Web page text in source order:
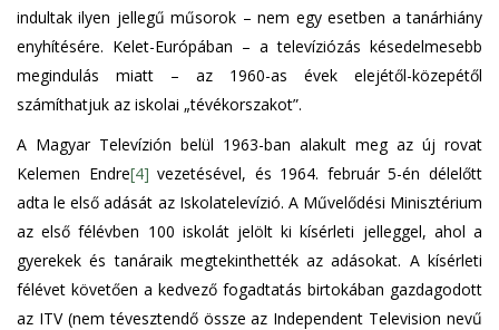
indultak ilyen jellegű műsorok – nem egy esetben a tanárhiány
enyhítésére. Kelet-Európában – a televíziózás késedelmesebb
megindulás miatt – az 1960-as évek elejétől-közepétől
számíthatjuk az iskolai „tévékorszakot”.
A Magyar Televízión belül 1963-ban alakult meg az új rovat
Kelemen Endre[4] vezetésével, és 1964. február 5-én délelőtt
adta le első adását az Iskolatelevízió. A Művelődési Minisztérium
az első félévben 100 iskolát jelölt ki kísérleti jelleggel, ahol a
gyerekek és tanáraik megtekinthették az adásokat. A kísérleti
félévet követően a kedvező fogadtatás birtokában gazdagodott
az ITV (nem tévesztendő össze az Independent Television nevű